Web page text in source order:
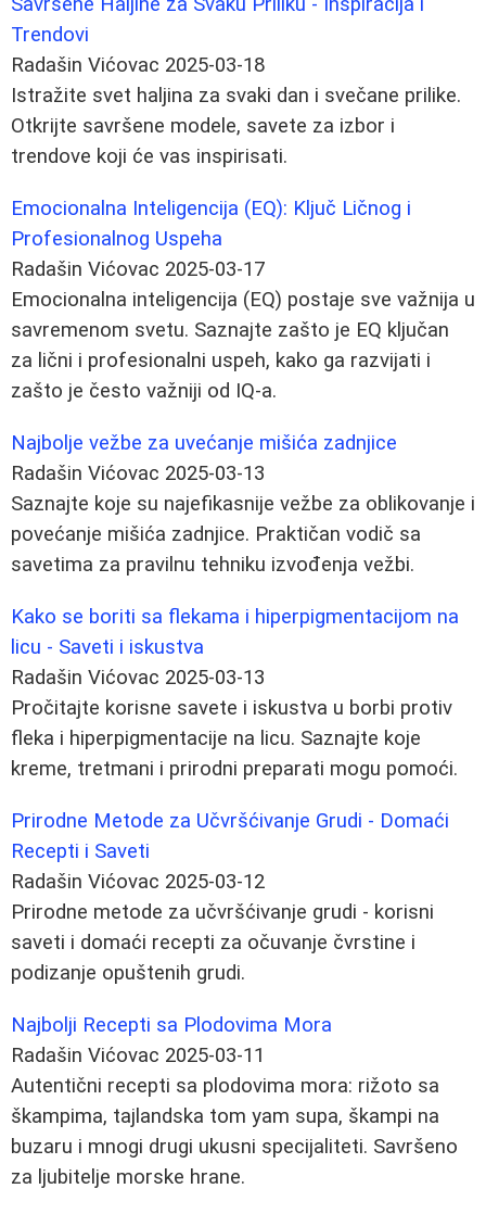
Trendovi
Radašin Vićovac 2025-03-18
Istražite svet haljina za svaki dan i svečane prilike.
Otkrijte savršene modele, savete za izbor i
trendove koji će vas inspirisati.
Emocionalna Inteligencija (EQ): Ključ Ličnog i
Profesionalnog Uspeha
Radašin Vićovac 2025-03-17
Emocionalna inteligencija (EQ) postaje sve važnija u
savremenom svetu. Saznajte zašto je EQ ključan
za lični i profesionalni uspeh, kako ga razvijati i
zašto je često važniji od IQ-a.
Najbolje vežbe za uvećanje mišića zadnjice
Radašin Vićovac 2025-03-13
Saznajte koje su najefikasnije vežbe za oblikovanje i
povećanje mišića zadnjice. Praktičan vodič sa
savetima za pravilnu tehniku izvođenja vežbi.
Kako se boriti sa flekama i hiperpigmentacijom na
licu - Saveti i iskustva
Radašin Vićovac 2025-03-13
Pročitajte korisne savete i iskustva u borbi protiv
fleka i hiperpigmentacije na licu. Saznajte koje
kreme, tretmani i prirodni preparati mogu pomoći.
Prirodne Metode za Učvršćivanje Grudi - Domaći
Recepti i Saveti
Radašin Vićovac 2025-03-12
Prirodne metode za učvršćivanje grudi - korisni
saveti i domaći recepti za očuvanje čvrstine i
podizanje opuštenih grudi.
Najbolji Recepti sa Plodovima Mora
Radašin Vićovac 2025-03-11
Autentični recepti sa plodovima mora: rižoto sa
škampima, tajlandska tom yam supa, škampi na
buzaru i mnogi drugi ukusni specijaliteti. Savršeno
za ljubitelje morske hrane.